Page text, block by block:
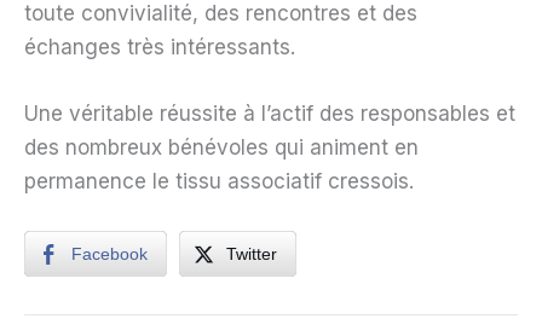
toute convivialité, des rencontres et des
échanges très intéressants.
Une véritable réussite à l’actif des responsables et
des nombreux bénévoles qui animent en
permanence le tissu associatif cressois.
Facebook Twitter